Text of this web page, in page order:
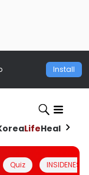
Install
LifeHealth
Quiz INSIDENESIA